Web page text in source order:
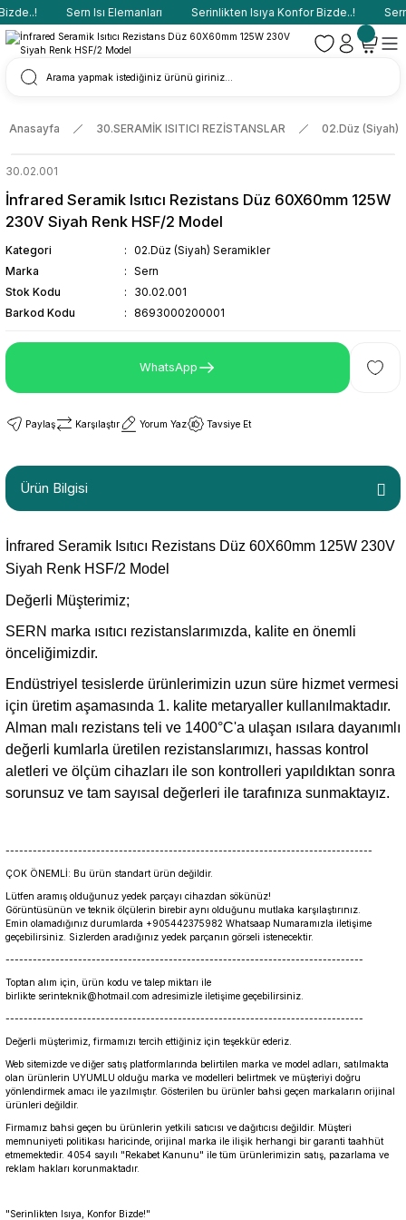
Sern Isı Elemanları Serinlikten Isıya Konfor Bizde..! Sern
Anasayfa 30.SERAMİK ISITICI REZİSTANSLAR 02.Düz (Siyah)
30.02.001
İnfrared Seramik Isıtıcı Rezistans Düz 60X60mm 125W
230V Siyah Renk HSF/2 Model
Kategori
02.Düz (Siyah) Seramikler
Marka
Sern
Stok Kodu
30.02.001
Barkod Kodu
8693000200001
WhatsApp
Paylaş Karşılaştır Yorum Yaz Tavsiye Et
Ürün Bilgisi
İnfrared Seramik Isıtıcı Rezistans Düz 60X60mm 125W 230V
Siyah Renk HSF/2 Model
Değerli Müşterimiz;
SERN marka ısıtıcı rezistanslarımızda, kalite en önemli
önceliğimizdir.
Endüstriyel tesislerde ürünlerimizin uzun süre hizmet vermesi
için üretim aşamasında 1. kalite metaryaller kullanılmaktadır.
Alman malı rezistans teli ve 1400°C'a ulaşan ısılara dayanımlı
değerli kumlarla üretilen rezistanslarımızı, hassas kontrol
aletleri ve ölçüm cihazları ile son kontrolleri yapıldıktan sonra
sorunsuz ve tam sayısal değerleri ile tarafınıza sunmaktayız.
---------------------------------------------------------------------------------
ÇOK ÖNEMLİ: Bu ürün standart ürün değildir.
Lütfen aramış olduğunuz yedek parçayı cihazdan sökünüz!
Görüntüsünün ve teknik ölçülerin birebir aynı olduğunu mutlaka karşılaştırınız.
Emin olamadığınız durumlarda +905442375982 Whatsaap Numaramızla iletişime
geçebilirsiniz. Sizlerden aradığınız yedek parçanın görseli istenecektir.
-------------------------------------------------------------------------------
Toptan alım için, ürün kodu ve talep miktarı ile
birlikte serinteknik@hotmail.com adresimizle iletişime geçebilirsiniz.
-------------------------------------------------------------------------------
Değerli müşterimiz, firmamızı tercih ettiğiniz için teşekkür ederiz.
Web sitemizde ve diğer satış platformlarında belirtilen marka ve model adları, satılmakta
olan ürünlerin UYUMLU olduğu marka ve modelleri belirtmek ve müşteriyi doğru
yönlendirmek amacı ile yazılmıştır. Gösterilen bu ürünler bahsi geçen markaların orijinal
ürünleri değildir.
Firmamız bahsi geçen bu ürünlerin yetkili satıcısı ve dağıtıcısı değildir. Müşteri
memnuniyeti politikası haricinde, orijinal marka ile ilişik herhangi bir garanti taahhüt
etmemektedir. 4054 sayılı "Rekabet Kanunu" ile tüm ürünlerimizin satış, pazarlama ve
reklam hakları korunmaktadır.
"Serinlikten Isıya, Konfor Bizde!"